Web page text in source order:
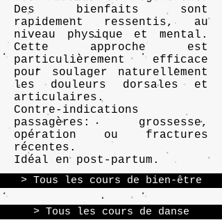
Des bienfaits sont
rapidement ressentis, au
niveau physique et mental.
Cette approche est
particulièrement efficace
pour soulager naturellement
les douleurs dorsales et
articulaires.
Contre-indications
passagères: grossesse,
opération ou fractures
récentes.
Idéal en post-partum.
> Tous les cours de bien-être
> Tous les cours de danse